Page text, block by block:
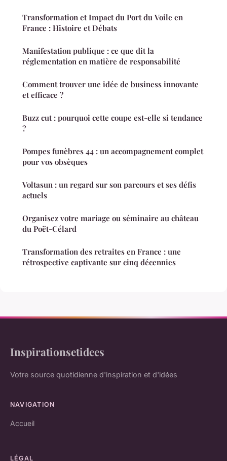
Transformation et Impact du Port du Voile en
France : Histoire et Débats
Manifestation publique : ce que dit la
réglementation en matière de responsabilité
Comment trouver une idée de business innovante
et efficace ?
Buzz cut : pourquoi cette coupe est-elle si tendance
?
Pompes funèbres 44 : un accompagnement complet
pour vos obsèques
Voltasun : un regard sur son parcours et ses défis
actuels
Organisez votre mariage ou séminaire au château
du Poët-Célard
Transformation des retraites en France : une
rétrospective captivante sur cinq décennies
Inspirationsetidees
Votre source quotidienne d'inspiration et d'idées
NAVIGATION
Accueil
LÉGAL